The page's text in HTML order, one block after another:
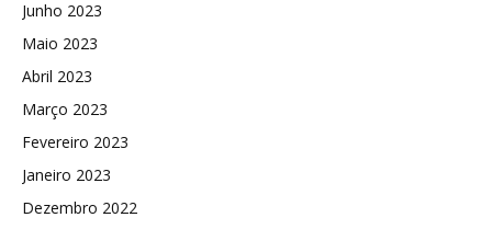
Junho 2023
Maio 2023
Abril 2023
Março 2023
Fevereiro 2023
Janeiro 2023
Dezembro 2022